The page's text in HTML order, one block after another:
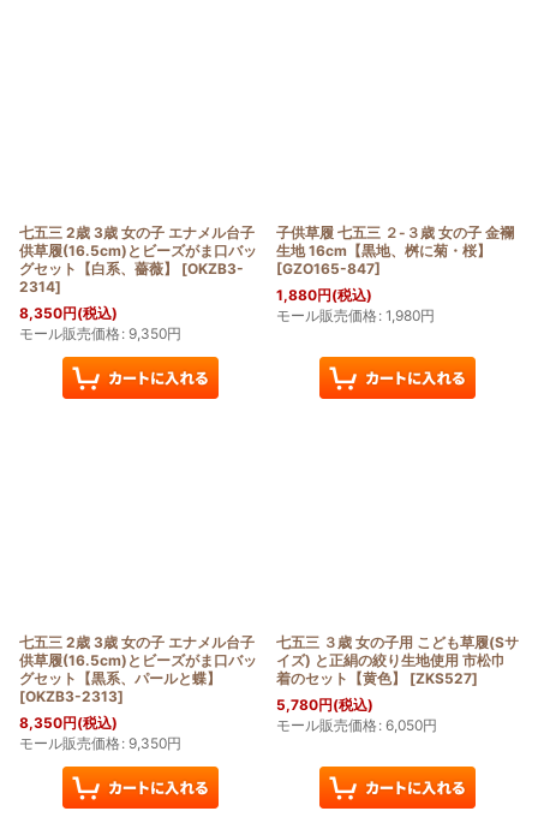
七五三 2歳 3歳 女の子 エナメル台子
供草履(16.5cm)とビーズがま口バッ
グセット【白系、薔薇】
[OKZB3-
2314]
8,350円(税込)
モール販売価格: 9,350円
子供草履 七五三 ２-３歳 女の子 金襴
生地 16cm【黒地、桝に菊・桜】
[GZO165-847]
1,880円(税込)
モール販売価格: 1,980円
七五三 2歳 3歳 女の子 エナメル台子
供草履(16.5cm)とビーズがま口バッ
グセット【黒系、パールと蝶】
[OKZB3-2313]
8,350円(税込)
モール販売価格: 9,350円
七五三 ３歳 女の子用 こども草履(Sサ
イズ) と正絹の絞り生地使用 市松巾
着のセット【黄色】
[ZKS527]
5,780円(税込)
モール販売価格: 6,050円